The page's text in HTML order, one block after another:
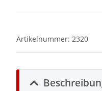
Artikelnummer: 2320